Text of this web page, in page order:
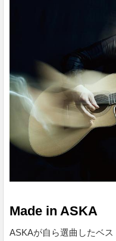
Made in ASKA
ASKAが自ら選曲したベ